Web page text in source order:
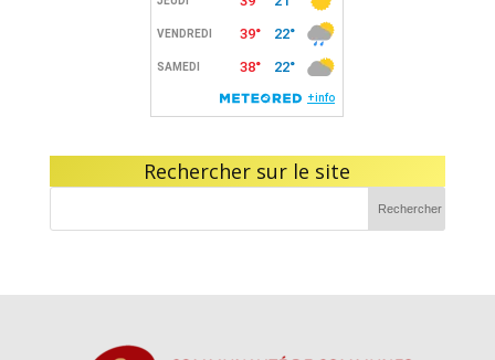
Rechercher sur le site